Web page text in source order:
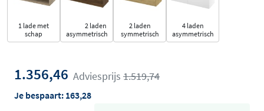
1 lade met
schap
2 laden
asymmetrisch
2 laden
symmetrisch
4 laden
asymmetrisch
1.356,46 Adviesprijs 1.519,74
Je bespaart: 163,28